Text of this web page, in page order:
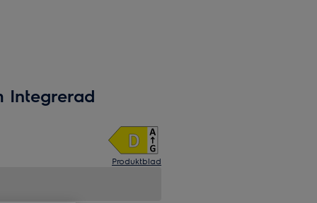
Integrerad
Produktblad